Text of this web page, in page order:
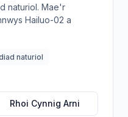
naturiol. Mae'r
Hailuo-02 a
naturiol
Rhoi Cynnig Arni